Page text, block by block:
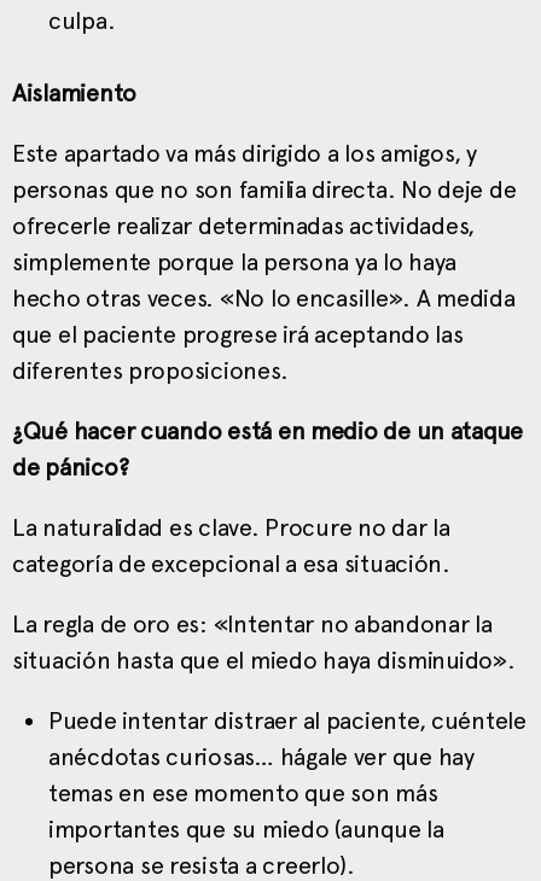
culpa.
Aislamiento
Este apartado va más dirigido a los amigos, y
personas que no son familia directa. No deje de
ofrecerle realizar determinadas actividades,
simplemente porque la persona ya lo haya
hecho otras veces. «No lo encasille». A medida
que el paciente progrese irá aceptando las
diferentes proposiciones.
¿Qué hacer cuando está en medio de un ataque
de pánico?
La naturalidad es clave. Procure no dar la
categoría de excepcional a esa situación.
La regla de oro es: «Intentar no abandonar la
situación hasta que el miedo haya disminuido».
Puede intentar distraer al paciente, cuéntele
anécdotas curiosas… hágale ver que hay
temas en ese momento que son más
importantes que su miedo (aunque la
persona se resista a creerlo).